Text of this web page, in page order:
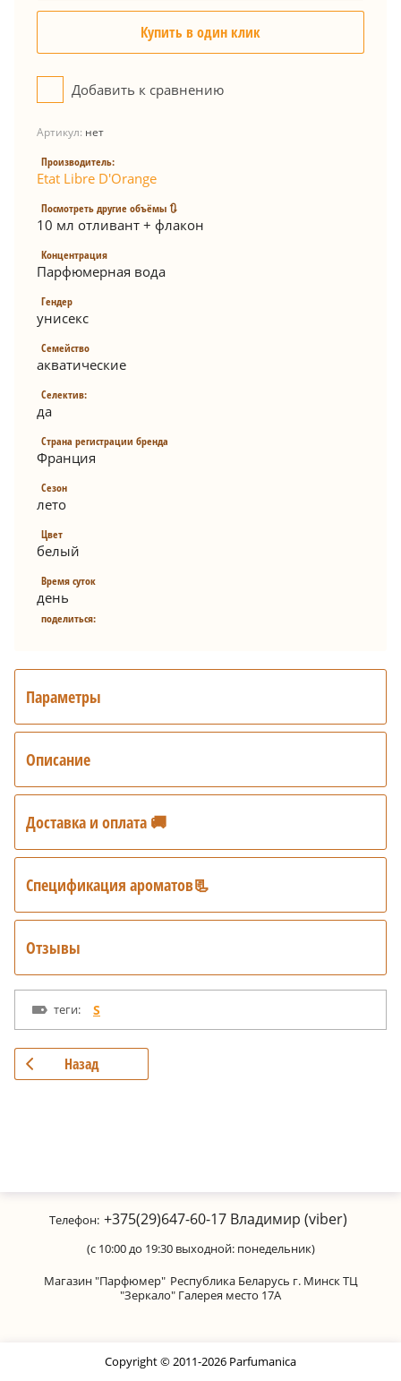
Купить в один клик
Добавить к сравнению
Артикул: нет
Производитель:
Etat Libre D'Orange
Посмотреть другие объёмы 🔃
10 мл отливант + флакон
Концентрация
Парфюмерная вода
Гендер
унисекс
Семейство
акватические
Селектив:
да
Страна регистрации бренда
Франция
Сезон
лето
Цвет
белый
Время суток
день
поделиться:
Параметры
Описание
Доставка и оплата 🚚
Спецификация ароматов📃
Отзывы
теги: S
Назад
Телефон: +375(29)647-60-17 Владимир (viber)
(с 10:00 до 19:30 выходной: понедельник)
Магазин "Парфюмер" Республика Беларусь г. Минск ТЦ
"Зеркало" Галерея место 17А
Copyright © 2011-2026 Parfumanica